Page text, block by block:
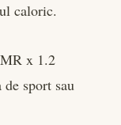
caloric.
x 1.2
sport sau